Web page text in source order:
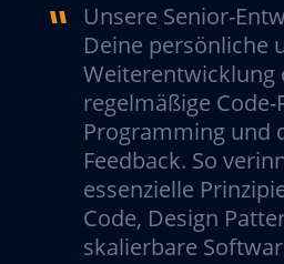
Unsere Senior-
Deine persönliche
Weiterentwicklung
regelmäßige Code-
Programming und
Feedback. So
essenzielle
Code, Design
skalierbare